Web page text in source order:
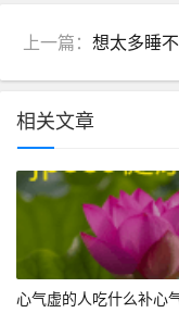
上一篇： 想太多睡不着是思伤脾还是心肾不交？中
相关文章
心气虚的人吃什么补心